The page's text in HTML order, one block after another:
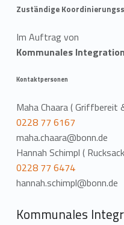
Zuständige
Im Auftrag von
Kommunales
Kontaktpersonen
Maha Chaara (
0228 77 6167
maha.chaara@bonn.de
Hannah Schimpl (
0228 77 6474
hannah.schimpl@bonn.de
Kommunales